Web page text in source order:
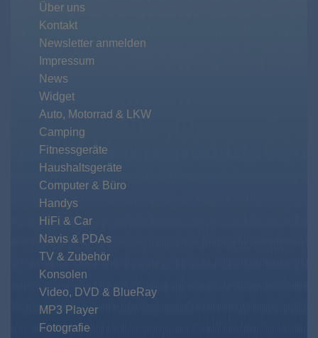
Über uns
Kontakt
Newsletter anmelden
Impressum
News
Widget
Auto, Motorrad & LKW
Camping
Fitnessgeräte
Haushaltsgeräte
Computer & Büro
Handys
HiFi & Car
Navis & PDAs
TV & Zubehör
Konsolen
Video, DVD & BlueRay
MP3 Player
Fotografie